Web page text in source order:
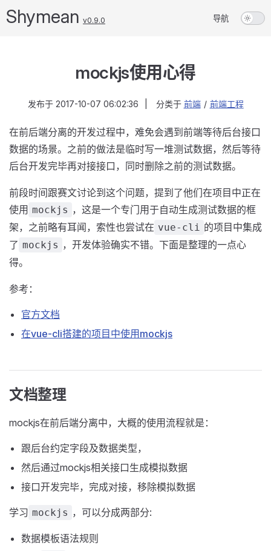
Shymean v0.9.0 导航
mockjs使用心得
发布于 2017-10-07 06:02:36 分类于 前端 / 前端工程
在前后端分离的开发过程中，难免会遇到前端等待后台接口
数据的场景。之前的做法是临时写一堆测试数据，然后等待
后台开发完毕再对接接口，同时删除之前的测试数据。
前段时间跟赛文讨论到这个问题，提到了他们在项目中正在
使用 mockjs ，这是一个专门用于自动生成测试数据的框
架，之前略有耳闻，索性也尝试在 vue-cli 的项目中集成
了 mockjs ，开发体验确实不错。下面是整理的一点心
得。
参考：
官方文档
在vue-cli搭建的项目中使用mockjs
文档整理
mockjs在前后端分离中，大概的使用流程就是：
跟后台约定字段及数据类型，
然后通过mockjs相关接口生成模拟数据
接口开发完毕，完成对接，移除模拟数据
学习 mockjs ，可以分成两部分:
数据模板语法规则